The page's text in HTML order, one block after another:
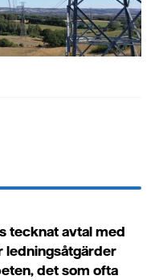
tecknat avtal med
ledningsåtgärder
det som ofta